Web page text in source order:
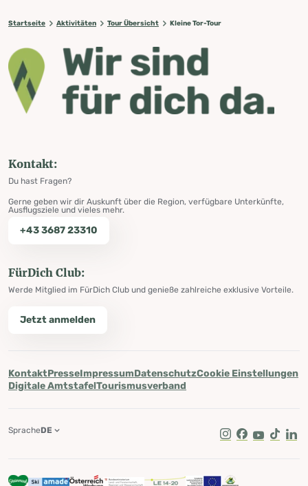
Startseite Aktivitäten Tour Übersicht Kleine Tor-Tour
Kontakt:
Du hast Fragen?
Gerne geben wir dir Auskunft über die Region, verfügbare Unterkünfte,
Ausflugsziele und vieles mehr.
+43 3687 23310
FürDich Club:
Werde Mitglied im FürDich Club und genieße zahlreiche exklusive Vorteile.
Jetzt anmelden
KontaktPresseImpressumDatenschutzCookie Einstellungen
Digitale AmtstafelTourismusverband
Instagram
Facebook
Youtube
Tik Tok
SpracheDE